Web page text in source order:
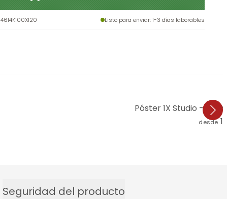
Listo para enviar: 1-3 días laborables
Póster 1X Studio -
desde
Seguridad del producto